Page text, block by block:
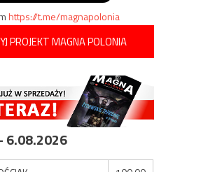
https://t.me/magnapolonia
PROJEKT MAGNA POLONIA
6.08.2026